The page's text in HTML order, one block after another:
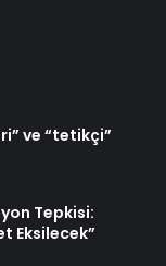
ve “tetikçi”
Tepkisi:
Eksilecek”